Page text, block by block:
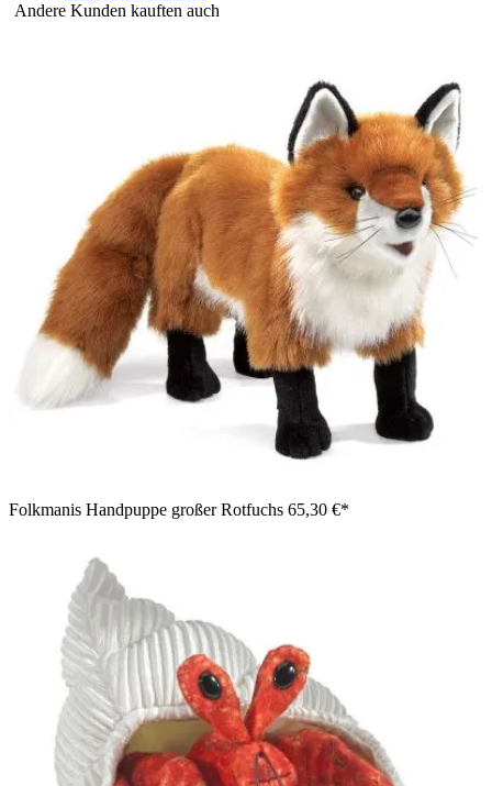
Andere Kunden kauften auch
Folkmanis Handpuppe großer Rotfuchs 65,30 €*